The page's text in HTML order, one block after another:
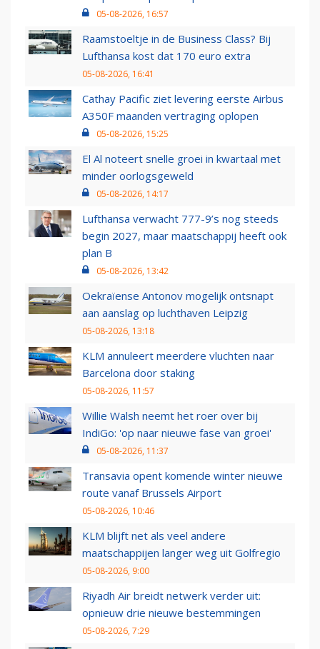
05-08-2026, 16:57
Raamstoeltje in de Business Class? Bij
Lufthansa kost dat 170 euro extra
05-08-2026, 16:41
Cathay Pacific ziet levering eerste Airbus
A350F maanden vertraging oplopen
05-08-2026, 15:25
El Al noteert snelle groei in kwartaal met
minder oorlogsgeweld
05-08-2026, 14:17
Lufthansa verwacht 777-9’s nog steeds
begin 2027, maar maatschappij heeft ook
plan B
05-08-2026, 13:42
Oekraïense Antonov mogelijk ontsnapt
aan aanslag op luchthaven Leipzig
05-08-2026, 13:18
KLM annuleert meerdere vluchten naar
Barcelona door staking
05-08-2026, 11:57
Willie Walsh neemt het roer over bij
IndiGo: 'op naar nieuwe fase van groei'
05-08-2026, 11:37
Transavia opent komende winter nieuwe
route vanaf Brussels Airport
05-08-2026, 10:46
KLM blijft net als veel andere
maatschappijen langer weg uit Golfregio
05-08-2026, 9:00
Riyadh Air breidt netwerk verder uit:
opnieuw drie nieuwe bestemmingen
05-08-2026, 7:29